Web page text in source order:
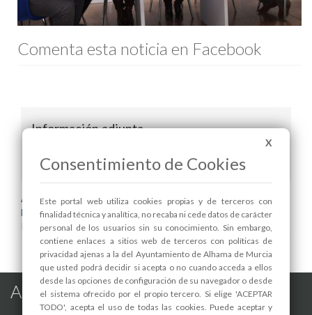
Comenta esta noticia en Facebook
Información adjunta
Programación Navidad 2014 versión web.pdf
Areas relacionadas:
Festejos
Pedanías
Alhama de Murcia en las Redes
X
Consentimiento de Cookies
Este portal web utiliza cookies propias y de terceros con
finalidad técnica y analítica, no recaba ni cede datos de carácter
personal de los usuarios sin su conocimiento. Sin embargo,
contiene enlaces a sitios web de terceros con políticas de
privacidad ajenas a la del Ayuntamiento de Alhama de Murcia
que usted podrá decidir si acepta o no cuando acceda a ellos
desde las opciones de configuración de su navegador o desde
el sistema ofrecido por el propio tercero. Si elige 'ACEPTAR
TODO', acepta el uso de todas las cookies. Puede aceptar y